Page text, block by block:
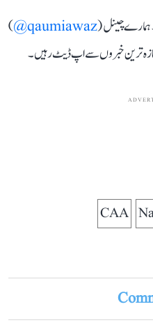
ہمارے چینل (qaumiawaz@
)
ترین خبروں سے اپ ڈیٹ رہیں۔
CAA